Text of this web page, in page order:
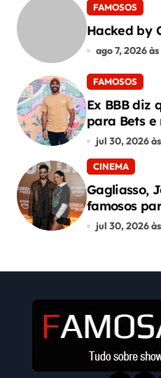
FAMOSOS
Hacked by
ago 7, 2026 às
FAMOSOS
Ex BBB diz
para Bets e
jul 30, 2026
CINEMA
Gagliasso,
famosos
de “Corrida
jul 30, 2026